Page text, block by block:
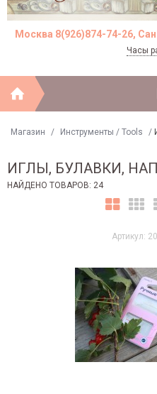
Москва 8(926)874-74-26,
Часы
Магазин / Инструменты / Tools /
ИГЛЫ, БУЛАВКИ,
НАЙДЕНО ТОВАРОВ: 24
Артикул: